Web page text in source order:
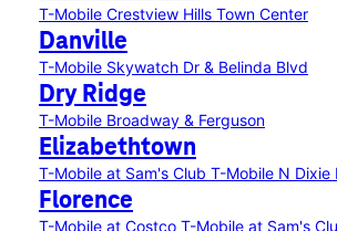
T-Mobile Crestview Hills Town Center
Danville
T-Mobile Skywatch Dr & Belinda Blvd
Dry Ridge
T-Mobile Broadway & Ferguson
Elizabethtown
T-Mobile at Sam's Club T-Mobile N Dixie
Florence
T-Mobile at Costco T-Mobile at Sam's